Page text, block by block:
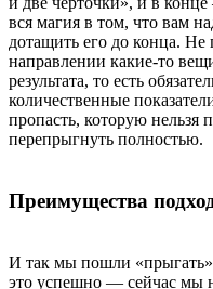
вся магия в том, что вам
дотащить его до конца. Не
направлении какие-то
результата, то есть
количественные
пропасть, которую нельзя
перепрыгнуть полностью.
Преимущества
И так мы пошли «прыгать»
это успешно — сейчас мы